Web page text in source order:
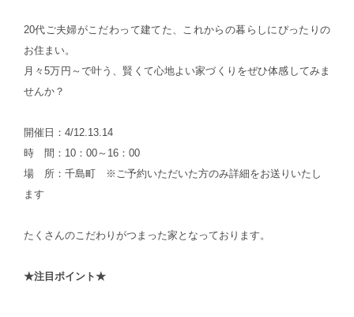
20代ご夫婦がこだわって建てた、これからの暮らしにぴったりの
お住まい。
月々5万円～で叶う、賢くて心地よい家づくりをぜひ体感してみま
せんか？
開催日：4/12.13.14
時 間：10：00～16：00
場 所：千島町 ※ご予約いただいた方のみ詳細をお送りいたし
ます
たくさんのこだわりがつまった家となっております。
★注目ポイント★